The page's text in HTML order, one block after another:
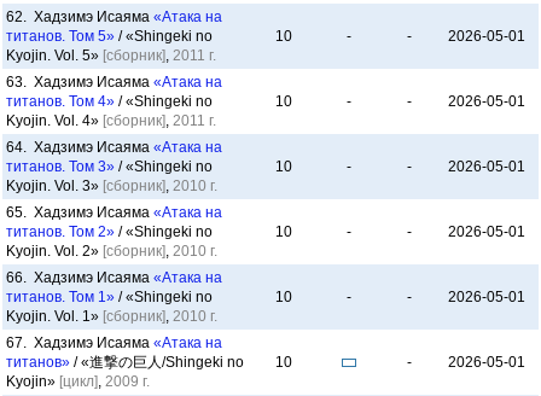
62. Хадзимэ Исаяма «Атака на
титанов. Том 5» / «Shingeki no
Kyojin. Vol. 5» [сборник], 2011 г.
10 - - 2026-05-01
63. Хадзимэ Исаяма «Атака на
титанов. Том 4» / «Shingeki no
Kyojin. Vol. 4» [сборник], 2011 г.
10 - - 2026-05-01
64. Хадзимэ Исаяма «Атака на
титанов. Том 3» / «Shingeki no
Kyojin. Vol. 3» [сборник], 2010 г.
10 - - 2026-05-01
65. Хадзимэ Исаяма «Атака на
титанов. Том 2» / «Shingeki no
Kyojin. Vol. 2» [сборник], 2010 г.
10 - - 2026-05-01
66. Хадзимэ Исаяма «Атака на
титанов. Том 1» / «Shingeki no
Kyojin. Vol. 1» [сборник], 2010 г.
10 - - 2026-05-01
67. Хадзимэ Исаяма «Атака на
титанов» / «進撃の巨人/Shingeki no
Kyojin» [цикл], 2009 г.
10 - 2026-05-01